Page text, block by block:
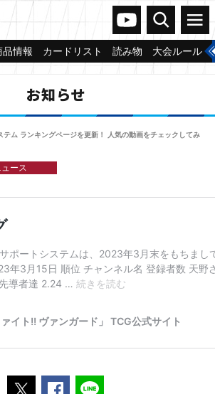
ヴァンガードch
検索 メニュー
品情報 カードリスト 読み物 大会ルール
お知らせ
テム ランキングページを更新！ 人気の動画をチェックしてみ
ュース
ポストするFacebookでシェアする